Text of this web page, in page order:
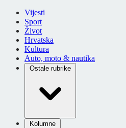
Vijesti
Sport
Život
Hrvatska
Kultura
Auto, moto & nautika
Ostale rubrike
Kolumne